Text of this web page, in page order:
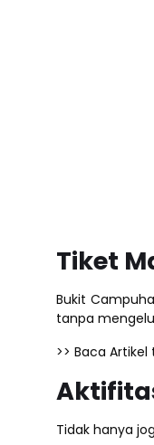
Tiket
Bukit
tanpa
>> Baca
Tidak hanya